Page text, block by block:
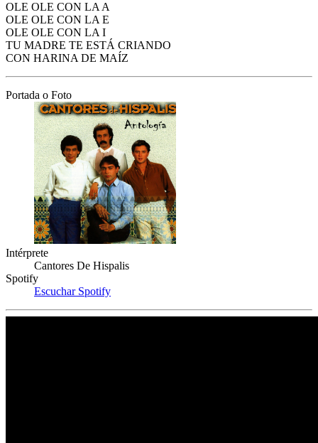
OLE OLE CON LA A
OLE OLE CON LA E
OLE OLE CON LA I
TU MADRE TE ESTÁ CRIANDO
CON HARINA DE MAÍZ
Portada o Foto
Intérprete
Cantores De Hispalis
Spotify
Escuchar Spotify